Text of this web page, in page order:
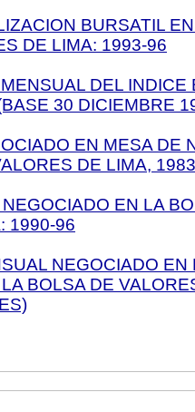
BURSATIL
DE LIMA: 1993-96
DEL INDICE
30 DICIEMBRE
EN MESA DE
DE LIMA,
EN LA
1990-96
NEGOCIADO EN
BOLSA DE